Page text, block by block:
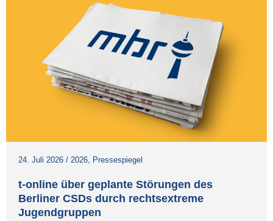
24. Juli 2026 / 2026, Pressespiegel
t-online über geplante Störungen des
Berliner CSDs durch rechtsextreme
Jugendgruppen